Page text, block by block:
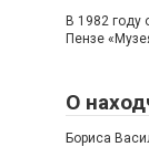
В 1982 году
Пензе
О
Бориса